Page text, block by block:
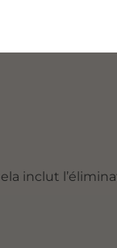
inclut